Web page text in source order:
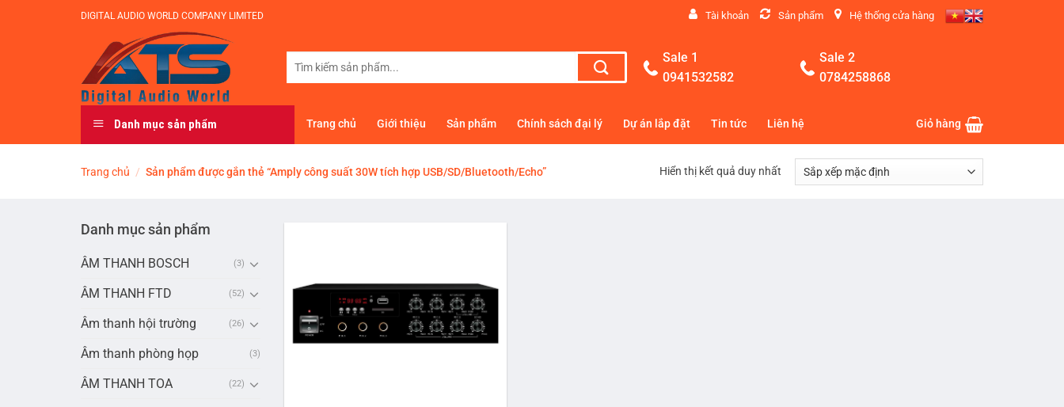
DIGITAL AUDIO WORLD COMPANY LIMITED Tài khoản Sản phẩm Hệ thống cửa hàng
Tìm
Sale 1
0941532582
Sale 2
0784258868
Danh mục sản phẩm Trang chủ Giới thiệu Sản phẩm Chính sách đại lý Dự án lắp đặt Tin tức Liên hệ Giỏ hàng
Trang chủ / Sản phẩm được gắn thẻ “Amply công suất 30W tích hợp USB/SD/Bluetooth/Echo” Hiển thị kết quả duy nhất
Danh mục sản phẩm
ÂM THANH BOSCH (3)
ÂM THANH FTD (52)
Âm thanh hội trường (26)
Âm thanh phòng họp (3)
ÂM THANH TOA (22)